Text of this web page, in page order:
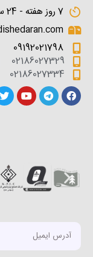
7 روز هفته - 24 ساعته
09192021798
02186027329
02186027334